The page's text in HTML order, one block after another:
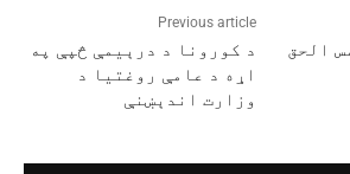
Previous article
د کورونا د درېیمې څپې په
اړه د عامې روغتیا د
وزارت اندېښنې
الحق